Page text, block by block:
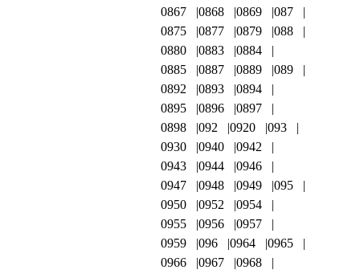
0867
0868 0869
087
0875
0877 0879
088
0880
0883
0884
0885
0887 0889
089
0892
0893
0894
0895
0896
0897
0898
092 0920
093
0930
0940
0942
0943
0944
0946
0947
0948 0949
095
0950
0952
0954
0955
0956
0957
0959
096 0964
0965
0966
0967
0968